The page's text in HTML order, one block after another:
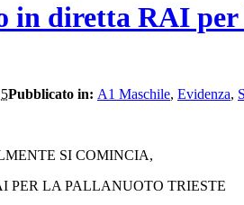
in diretta RAI per
Pubblicato in: A1 Maschile, Evidenza,
SI COMINCIA,
PER LA PALLANUOTO TRIESTE